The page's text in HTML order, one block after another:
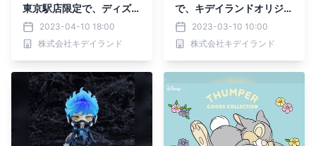
東京駅店限定で、ディズニ
ー『ふしぎの国のアリス』
ヤングオイスター 新商品
発売!!
2023-04-10 18:00
株式会社キデイランド
で、キデイランドオリジナ
ルデザイン 「トイ・スト
ーリー」トラベル新商品発
売！
2023-03-10 10:00
株式会社キデイランド